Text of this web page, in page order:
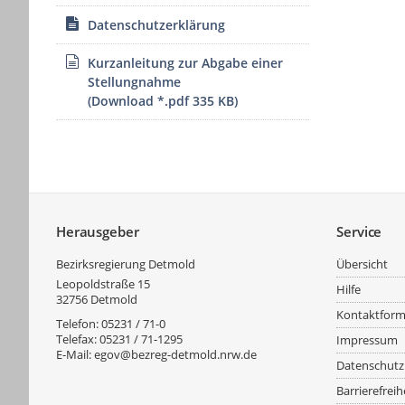
Datenschutzerklärung
Kurzanleitung zur Abgabe einer
Stellungnahme
(Download *.pdf 335 KB)
Herausgeber
Bezirksregierung Detmold
Leopoldstraße 15
32756 Detmold
Telefon:05231 / 71-0
Telefax:05231 / 71-1295
E-Mail:egov@bezreg-detmold.nrw.de
Service
Übersicht
Hilfe
Impressum
Datenschutz